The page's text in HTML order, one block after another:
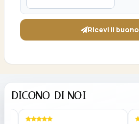
Ricevi il buono
DICONO DI NOI